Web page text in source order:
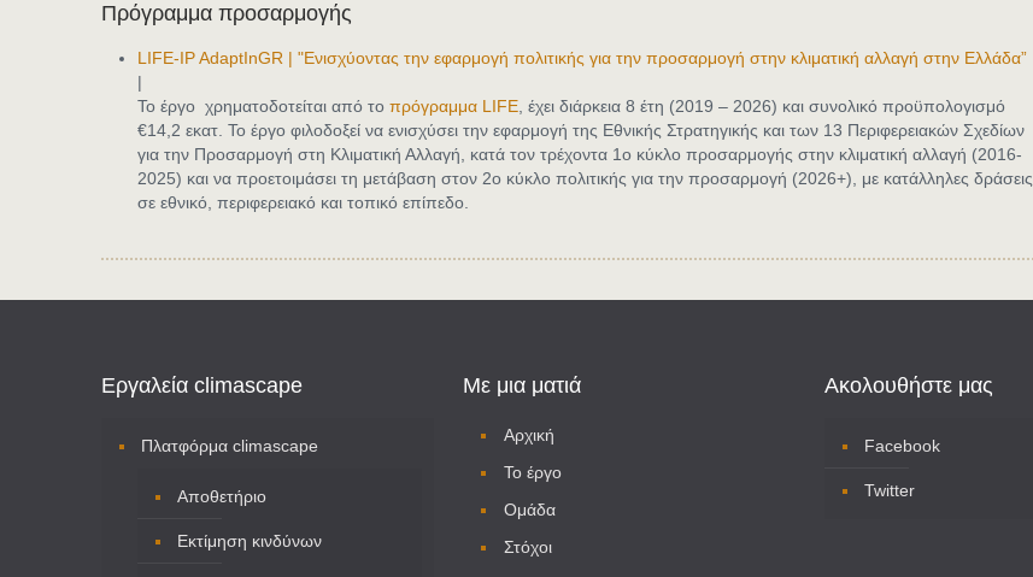
Πρόγραμμα προσαρμογής
LIFE-IP AdaptInGR | "Ενισχύοντας την εφαρμογή πολιτικής για την προσαρμογή στην κλιματική αλλαγή στην Ελλάδα”
|
Το έργο χρηματοδοτείται από το πρόγραμμα LIFE , έχει διάρκεια 8 έτη (2019 – 2026) και συνολικό προϋπολογισμό
€14,2 εκατ. Το έργο φιλοδοξεί να ενισχύσει την εφαρμογή της Εθνικής Στρατηγικής και των 13 Περιφερειακών Σχεδίων
για την Προσαρμογή στη Κλιματική Αλλαγή, κατά τον τρέχοντα 1ο κύκλο προσαρμογής στην κλιματική αλλαγή (2016-
2025) και να προετοιμάσει τη μετάβαση στον 2ο κύκλο πολιτικής για την προσαρμογή (2026+), με κατάλληλες δράσεις
σε εθνικό, περιφερειακό και τοπικό επίπεδο.
Εργαλεία climascape
Πλατφόρμα climascape
Αποθετήριο
Εκτίμηση κινδύνων
Με μια ματιά
Αρχική
Το έργο
Ομάδα
Στόχοι
Ακολουθήστε μας
Facebook
Twitter